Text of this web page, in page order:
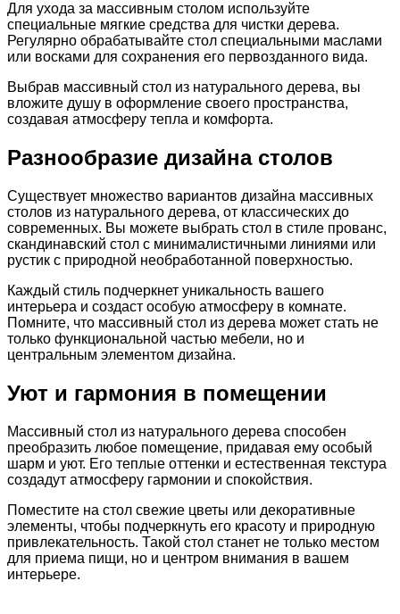
Для ухода за массивным столом используйте
специальные мягкие средства для чистки дерева.
Регулярно обрабатывайте стол специальными маслами
или восками для сохранения его первозданного вида.
Выбрав массивный стол из натурального дерева, вы
вложите душу в оформление своего пространства,
создавая атмосферу тепла и комфорта.
Разнообразие дизайна столов
Существует множество вариантов дизайна массивных
столов из натурального дерева, от классических до
современных. Вы можете выбрать стол в стиле прованс,
скандинавский стол с минималистичными линиями или
рустик с природной необработанной поверхностью.
Каждый стиль подчеркнет уникальность вашего
интерьера и создаст особую атмосферу в комнате.
Помните, что массивный стол из дерева может стать не
только функциональной частью мебели, но и
центральным элементом дизайна.
Уют и гармония в помещении
Массивный стол из натурального дерева способен
преобразить любое помещение, придавая ему особый
шарм и уют. Его теплые оттенки и естественная текстура
создадут атмосферу гармонии и спокойствия.
Поместите на стол свежие цветы или декоративные
элементы, чтобы подчеркнуть его красоту и природную
привлекательность. Такой стол станет не только местом
для приема пищи, но и центром внимания в вашем
интерьере.